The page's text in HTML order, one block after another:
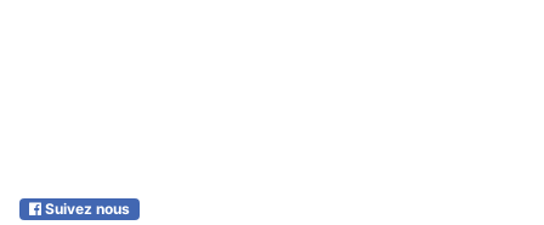
Suivez nous